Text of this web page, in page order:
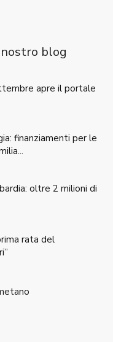
blog
apre il portale
finanziamenti per le
oltre 2 milioni di
rata del